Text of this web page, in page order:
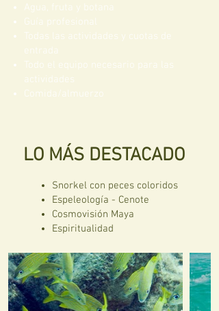
Agua, fruta y botana
Guía profesional
Todas las actividades y cuotas de
entrada
Todo el equipo necesario para las
actividades
Comida/almuerzo
Snorkel con peces coloridos
Espeleología - Cenote
Cosmovisión Maya
Espiritualidad
LO MÁS DESTACADO